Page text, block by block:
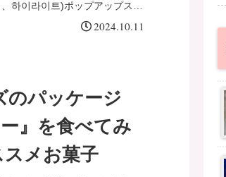
하이라이트)ポップアップスト
2024.10.11
のパッケージ
』を食べてみ
スメお菓子